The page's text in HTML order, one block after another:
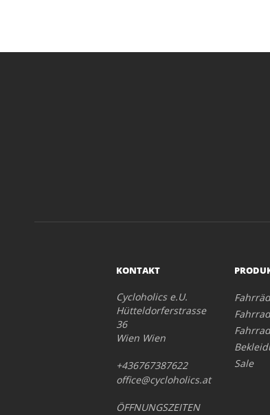
KONTAKT
Cycloholics e.U.
Hütteldorferstrasse
36
Wien Wien
+436767387622
office@cycloholics.at
ÖFFNUNGSZEITEN
Sale